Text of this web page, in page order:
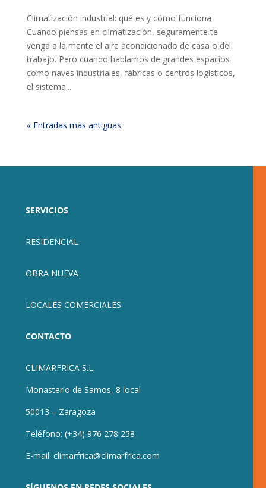
Climatización industrial: qué es y cómo funciona
Cuando piensas en climatización, seguramente te
venga a la mente el aire acondicionado de casa o del
trabajo. Pero cuando hablamos de grandes espacios
como naves industriales, fábricas o centros logísticos,
el sistema...
« Entradas más antiguas
SERVICIOS
RESIDENCIAL
OBRA NUEVA
LOCALES COMERCIALES
CONTACTO
CLIMARFRICA S.L.
Monasterio de Samos, 8 local
50013 – Zaragoza
Teléfono: (+34) 976 278 258
E-mail: climarfrica@climarfrica.com